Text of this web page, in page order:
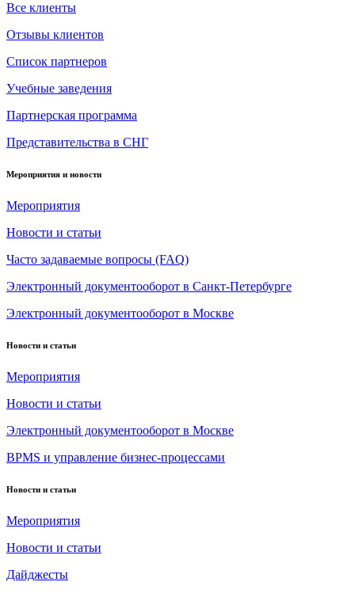
Все клиенты
Отзывы клиентов
Список партнеров
Учебные заведения
Партнерская программа
Представительства в СНГ
Мероприятия и новости
Мероприятия
Новости и статьи
Часто задаваемые вопросы (FAQ)
Электронный документооборот в Санкт-Петербурге
Электронный документооборот в Москве
Новости и статьи
Мероприятия
Новости и статьи
Электронный документооборот в Москве
BPMS и управление бизнес-процессами
Новости и статьи
Мероприятия
Новости и статьи
Дайджесты